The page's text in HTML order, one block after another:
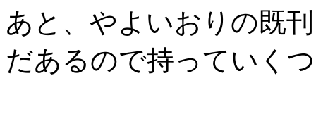
あと、やよいおりの既
だあるので持っていく